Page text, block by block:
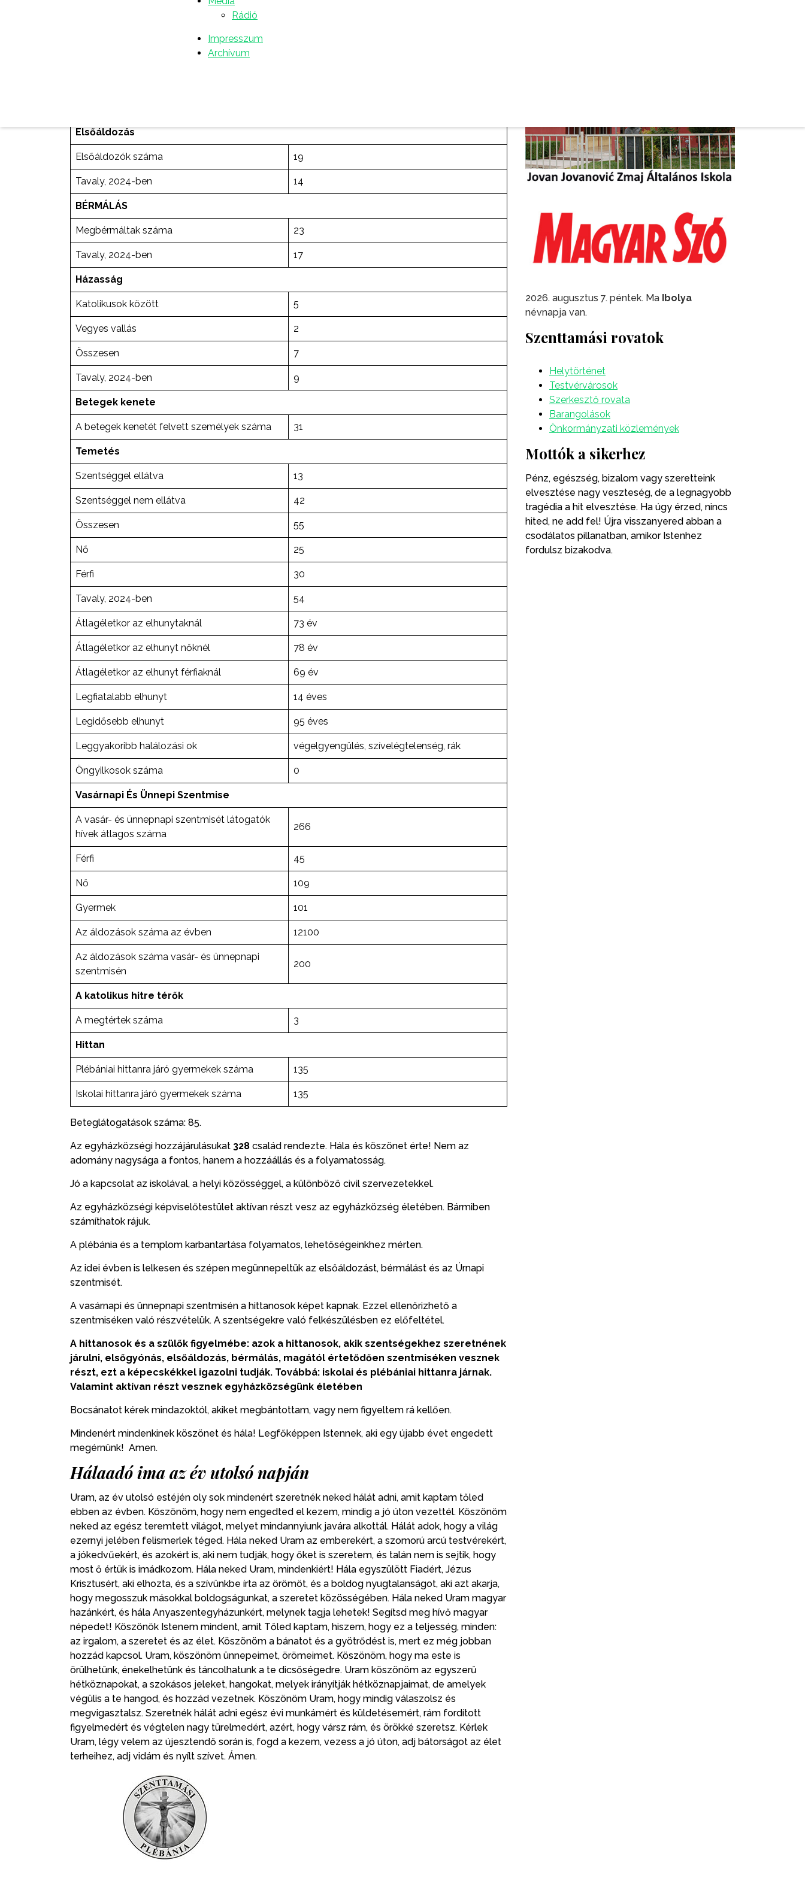
Rádió
Impresszum
Archívum
Elsőáldozás
Elsőáldozók száma 19
Tavaly, 2024-ben 14
BÉRMÁLÁS
Megbérmáltak száma 23
Tavaly, 2024-ben 17
Házasság
Katolikusok között 5
Vegyes vallás 2
Összesen 7
Tavaly, 2024-ben 9
Betegek kenete
A betegek kenetét felvett személyek száma 31
Temetés
Szentséggel ellátva 13
Szentséggel nem ellátva 42
Összesen 55
Nő 25
Férfi 30
Tavaly, 2024-ben 54
Átlagéletkor az elhunytaknál 73 év
Átlagéletkor az elhunyt nőknél 78 év
Átlagéletkor az elhunyt férfiaknál 69 év
Legfiatalabb elhunyt 14 éves
Legidősebb elhunyt 95 éves
Leggyakoribb halálozási ok végelgyengülés, szívelégtelenség, rák
Öngyilkosok száma 0
Vasárnapi És Ünnepi Szentmise
A vasár- és ünnepnapi szentmisét látogatók
hívek átlagos száma
266
Férfi 45
Nő 109
Gyermek 101
Az áldozások száma az évben 12100
Az áldozások száma vasár- és ünnepnapi
szentmisén
200
A katolikus hitre térők
A megtértek száma 3
Hittan
Plébániai hittanra járó gyermekek száma 135
Iskolai hittanra járó gyermekek száma 135
Beteglátogatások száma: 85.
Az egyházközségi hozzájárulásukat 328 család rendezte. Hála és köszönet érte! Nem az
adomány nagysága a fontos, hanem a hozzáállás és a folyamatosság.
Jó a kapcsolat az iskolával, a helyi közösséggel, a különböző civil szervezetekkel.
Az egyházközségi képviselőtestület aktívan részt vesz az egyházközség életében. Bármiben
számíthatok rájuk.
A plébánia és a templom karbantartása folyamatos, lehetőségeinkhez mérten.
Az idei évben is lelkesen és szépen megünnepeltük az elsőáldozást, bérmálást és az Úrnapi
szentmisét.
A vasárnapi és ünnepnapi szentmisén a hittanosok képet kapnak. Ezzel ellenőrizhető a
szentmiséken való részvételük. A szentségekre való felkészülésben ez előfeltétel.
A hittanosok és a szülők figyelmébe: azok a hittanosok, akik szentségekhez szeretnének
járulni, elsőgyónás, elsőáldozás, bérmálás, magától értetődően szentmiséken vesznek
részt, ezt a képecskékkel igazolni tudják. Továbbá: iskolai és plébániai hittanra járnak.
Valamint aktívan részt vesznek egyházközségünk életében
Bocsánatot kérek mindazoktól, akiket megbántottam, vagy nem figyeltem rá kellően.
Mindenért mindenkinek köszönet és hála! Legfőképpen Istennek, aki egy újabb évet engedett
megérnünk! Amen.
Hálaadó ima az év utolsó napján
Uram, az év utolsó estéjén oly sok mindenért szeretnék neked hálát adni, amit kaptam tőled
ebben az évben. Köszönöm, hogy nem engedted el kezem, mindig a jó úton vezettél. Köszönöm
neked az egész teremtett világot, melyet mindannyiunk javára alkottál. Hálát adok, hogy a világ
ezernyi jelében felismerlek téged. Hála neked Uram az emberekért, a szomorú arcú testvérekért,
a jókedvűekért, és azokért is, aki nem tudják, hogy őket is szeretem, és talán nem is sejtik, hogy
most ő értük is imádkozom. Hála neked Uram, mindenkiért! Hála egyszülött Fiadért, Jézus
Krisztusért, aki elhozta, és a szívünkbe írta az örömöt, és a boldog nyugtalanságot, aki azt akarja,
hogy megosszuk másokkal boldogságunkat, a szeretet közösségében. Hála neked Uram magyar
hazánkért, és hála Anyaszentegyházunkért, melynek tagja lehetek! Segítsd meg hívő magyar
népedet! Köszönök Istenem mindent, amit Tőled kaptam, hiszem, hogy ez a teljesség, minden:
az irgalom, a szeretet és az élet. Köszönöm a bánatot és a gyötrődést is, mert ez még jobban
hozzád kapcsol. Uram, köszönöm ünnepeimet, örömeimet. Köszönöm, hogy ma este is
örülhetünk, énekelhetünk és táncolhatunk a te dicsőségedre. Uram köszönöm az egyszerű
hétköznapokat, a szokásos jeleket, hangokat, melyek irányítják hétköznapjaimat, de amelyek
végülis a te hangod, és hozzád vezetnek. Köszönöm Uram, hogy mindig válaszolsz és
megvigasztalsz. Szeretnék hálát adni egész évi munkámért és küldetésemért, rám fordított
figyelmedért és végtelen nagy türelmedért, azért, hogy vársz rám, és örökké szeretsz. Kérlek
Uram, légy velem az újesztendő során is, fogd a kezem, vezess a jó úton, adj bátorságot az élet
terheihez, adj vidám és nyílt szívet. Ámen.
2026. augusztus 7. péntek. Ma Ibolya
névnapja van.
Szenttamási rovatok
Helytörténet
Testvérvárosok
Szerkesztő rovata
Barangolások
Önkormányzati közlemények
Mottók a sikerhez
Pénz, egészség, bizalom vagy szeretteink
elvesztése nagy veszteség, de a legnagyobb
tragédia a hit elvesztése. Ha úgy érzed, nincs
hited, ne add fel! Újra visszanyered abban a
csodálatos pillanatban, amikor Istenhez
fordulsz bizakodva.